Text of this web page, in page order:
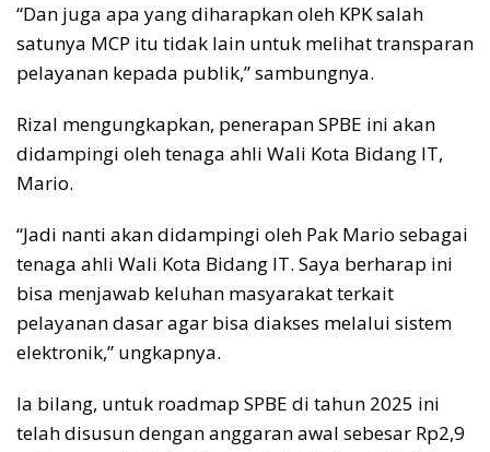
“Dan juga apa yang diharapkan oleh KPK salah
satunya MCP itu tidak lain untuk melihat transparan
pelayanan kepada publik,” sambungnya.
Rizal mengungkapkan, penerapan SPBE ini akan
didampingi oleh tenaga ahli Wali Kota Bidang IT,
Mario.
“Jadi nanti akan didampingi oleh Pak Mario sebagai
tenaga ahli Wali Kota Bidang IT. Saya berharap ini
bisa menjawab keluhan masyarakat terkait
pelayanan dasar agar bisa diakses melalui sistem
elektronik,” ungkapnya.
Ia bilang, untuk roadmap SPBE di tahun 2025 ini
telah disusun dengan anggaran awal sebesar Rp2,9